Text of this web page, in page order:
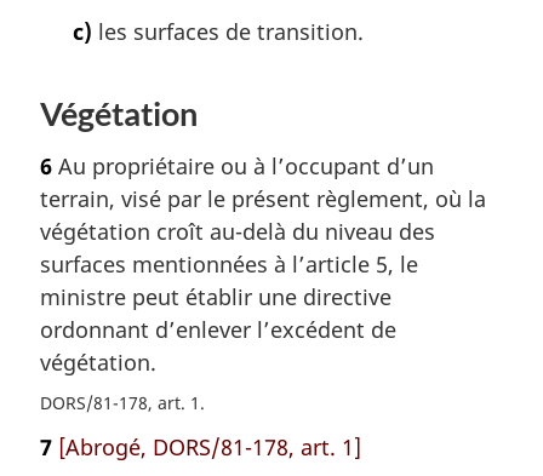
c) les surfaces de transition.
Végétation
6 Au propriétaire ou à l’occupant d’un
terrain, visé par le présent règlement, où la
végétation croît au-delà du niveau des
surfaces mentionnées à l’article 5, le
ministre peut établir une directive
ordonnant d’enlever l’excédent de
végétation.
DORS/81-178, art. 1
7 [Abrogé, DORS/81-178, art. 1]